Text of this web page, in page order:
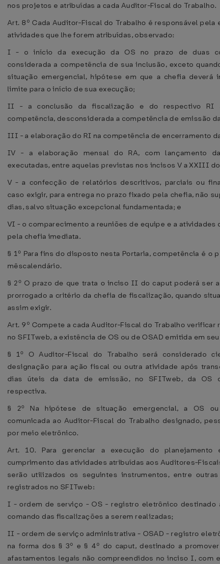
nos projetos e atribuídas a cada Auditor-Fiscal do Trabalho.
Art. 8º Cada Auditor-Fiscal do Trabalho é responsável pela
atividades que lhe forem atribuídas, observado:
I - o início da execução da OS no prazo de duas
considerada a competência de sua inclusão, exceto
situação emergencial, hipótese em que a chefia deverá
limite para o início de sua execução;
II - a conclusão da fiscalização e do respectivo RI
competência, desconsiderada a competência de emissão
III - a elaboração do RI na competência de encerramento
IV - a elaboração mensal do RA, com lançamento
executadas, entre aquelas previstas nos incisos V a XXIII
V - a confecção de relatórios descritivos, parciais ou
caso exigir, para entrega no prazo fixado pela chefia, não
dias, salvo situação excepcional fundamentada; e
VI - o comparecimento a reuniões de equipe e a atividades
pela chefia imediata.
§ 1º Para fins do disposto nesta Portaria, competência é o
mêscalendário.
§ 2º O prazo de que trata o inciso II do caput poderá ser
prorrogado a critério da chefia de fiscalização, quando
assim exigir.
Art. 9º Compete a cada Auditor-Fiscal do Trabalho verificar
no SFITweb, a existência de OS ou de OSAD emitida em
§ 1º O Auditor-Fiscal do Trabalho será considerado
designação para ação fiscal ou outra atividade após
dias úteis da data de emissão, no SFITweb, da OS
respectiva.
§ 2º Na hipótese de situação emergencial, a OS
comunicada ao Auditor-Fiscal do Trabalho designado,
por meio eletrônico.
Art. 10. Para gerenciar a execução do planejamento
cumprimento das atividades atribuídas aos Auditores-
serão utilizados os seguintes instrumentos, entre outras
registrados no SFITweb:
I - ordem de serviço - OS - registro eletrônico destinado
comando das fiscalizações a serem realizadas;
II - ordem de serviço administrativa - OSAD - registro
na forma dos § 3º e § 4º do caput, destinado a
afastamentos legais não compreendidos no inciso I, com